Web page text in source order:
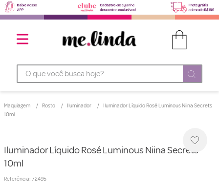
O que você busca hoje?
Maquiagem Rosto Iluminador
Iluminador Líquido Rosé Luminous Niina Secrets
10ml
Iluminador Líquido Rosé Luminous Niina Secrets
10ml
Referência: 72495